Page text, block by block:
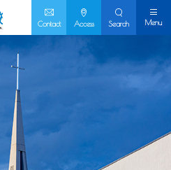
Contact Access Search Menu